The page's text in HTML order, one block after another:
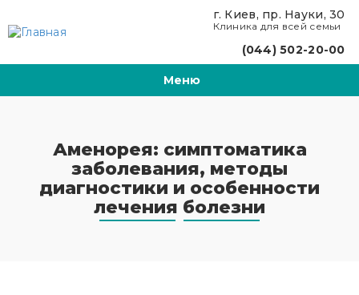
г. Киев, пр. Науки, 30
Клиника для всей семьи
(044) 502-20-00
Меню
Аменорея: симптоматика
заболевания, методы
диагностики и особенности
лечения болезни